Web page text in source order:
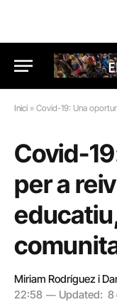
Inici » Covid-19: Una
Covid-
per a
Miriam Rodríguez i
22:58
Updated: 8